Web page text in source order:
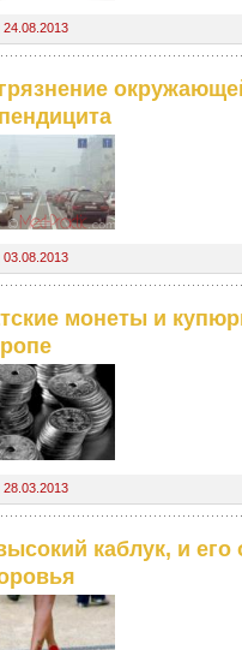
24.08.2013
03.08.2013
монеты и
28.03.2013
каблук, и его